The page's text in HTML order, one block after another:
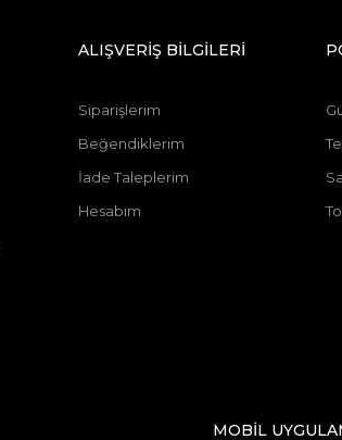
ALIŞVERİŞ BİLGİLERİ
Siparişlerim
Beğendiklerim
İade Taleplerim
Hesabım
MOBİL